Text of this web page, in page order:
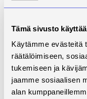
Tämä sivusto
Käytämme evästeitä
räätälöimiseen,
tukemiseen ja
jaamme sosiaalisen
alan
Taulukko 2.